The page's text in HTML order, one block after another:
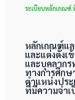
ระเบียบหลักเกณฑ์
หลักเกณฑ์แล
และแต่งตั้งเ
และบุคลาก
ทางการศึก
ตำแหน่งปร
ที่มีความจำ